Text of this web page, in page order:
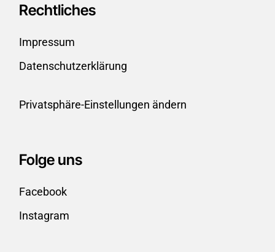
Rechtliches
Impressum
Datenschutzerklärung
Privatsphäre-Einstellungen ändern
Folge uns
Facebook
Instagram